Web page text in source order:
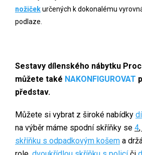
nožičekurčených k dokonalému
podlaze.
Sestavy dílenského nábytku
můžete také NAKONFIGUROVAT
představ.
Můžete si vybrat z široké nabídky
na výběr máme spodní skříňky se 4,
skříňku s odpadkovým košem a